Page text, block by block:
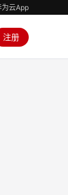
为云App
注册